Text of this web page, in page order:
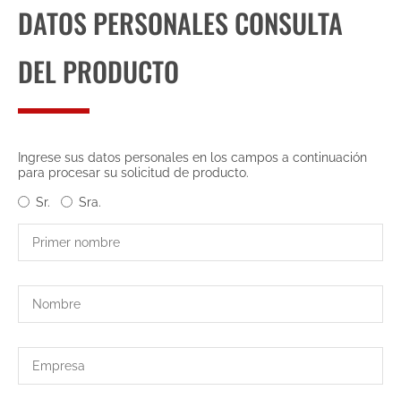
DATOS PERSONALES CONSULTA
DEL PRODUCTO
Ingrese sus datos personales en los campos a continuación
para procesar su solicitud de producto.
Sr.
Sra.